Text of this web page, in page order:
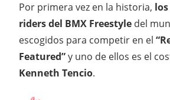
Por primera vez en la historia,
riders del BMX Freestyle del
escogidos para competir en el
Featured”y uno de ellos es el
Kenneth Tencio.